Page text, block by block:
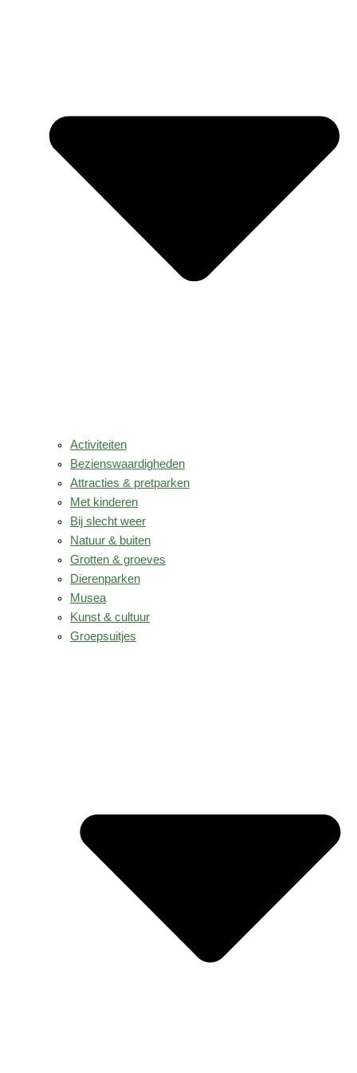
Activiteiten
Bezienswaardigheden
Attracties & pretparken
Met kinderen
Bij slecht weer
Natuur & buiten
Grotten & groeves
Dierenparken
Musea
Kunst & cultuur
Groepsuitjes